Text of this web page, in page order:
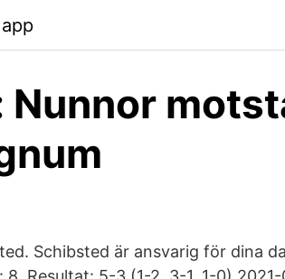
Schibsted är ansvarig för dina